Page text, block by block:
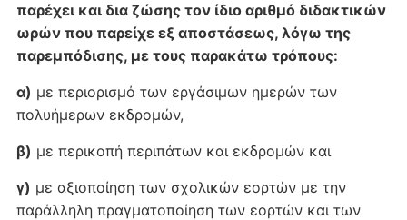
παρέχει και δια ζώσης τον ίδιο αριθμό διδακτικών
ωρών που παρείχε εξ αποστάσεως, λόγω της
παρεμπόδισης, με τους παρακάτω τρόπους:
α) με περιορισμό των εργάσιμων ημερών των
πολυήμερων εκδρομών,
β) με περικοπή περιπάτων και εκδρομών και
γ) με αξιοποίηση των σχολικών εορτών με την
παράλληλη πραγματοποίηση των εορτών και των